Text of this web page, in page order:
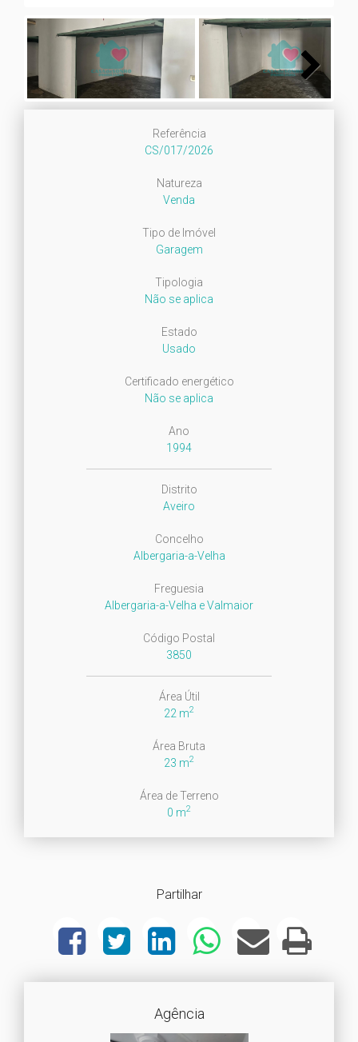
Next
Referência
CS/017/2026
Natureza
Venda
Tipo de Imóvel
Garagem
Tipologia
Não se aplica
Estado
Usado
Certificado energético
Não se aplica
Ano
1994
Distrito
Aveiro
Concelho
Albergaria-a-Velha
Freguesia
Albergaria-a-Velha e Valmaior
Código Postal
3850
Área Útil
22 m2
Área Bruta
23 m2
Área de Terreno
0 m2
Partilhar
Agência